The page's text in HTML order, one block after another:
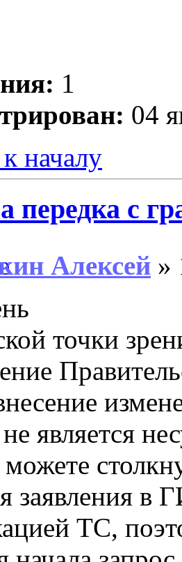
1
04
началу
передка с
Алексей »
точки
является
заявления в
ТС,